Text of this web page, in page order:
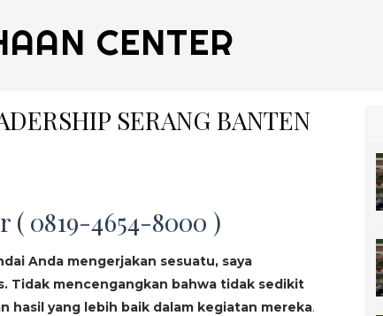
CENTER
SERANG BANTEN
( 0819-4654-8000 )
Anda mengerjakan sesuatu, saya
Tidak mencengangkan bahwa tidak sedikit
hasil yang lebih baik dalam kegiatan mereka.